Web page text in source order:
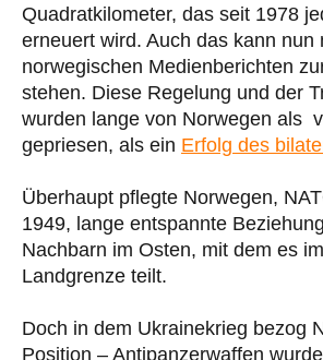
Quadratkilometer, das seit 1978
erneuert wird. Auch das kann nun
norwegischen Medienberichten
stehen. Diese Regelung und der
wurden lange von Norwegen als
gepriesen, als ein Erfolg des
Überhaupt pflegte Norwegen,
1949, lange entspannte
Nachbarn im Osten, mit dem es
Landgrenze teilt.
Doch in dem Ukrainekrieg bezog
Position – Antipanzerwaffen